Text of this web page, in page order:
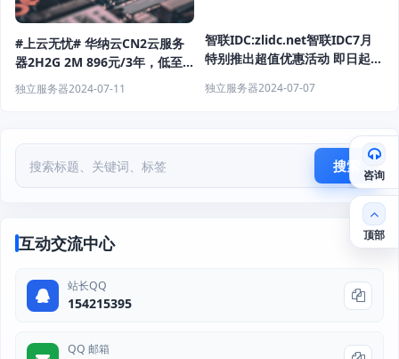
#上云无忧# 华纳云CN2云服务
器2H2G 2M 896元/3年，低至
24元/月，续费同价
独立服务器2024-07-11
智联IDC:zlidc.net智联IDC7月
特别推出超值优惠活动 即日起至
独立服务器2024-07-07
搜索
互动交流中心
站长QQ
154215395
QQ 邮箱
咨询
顶部